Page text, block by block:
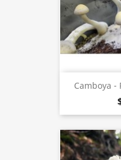
Camboya -